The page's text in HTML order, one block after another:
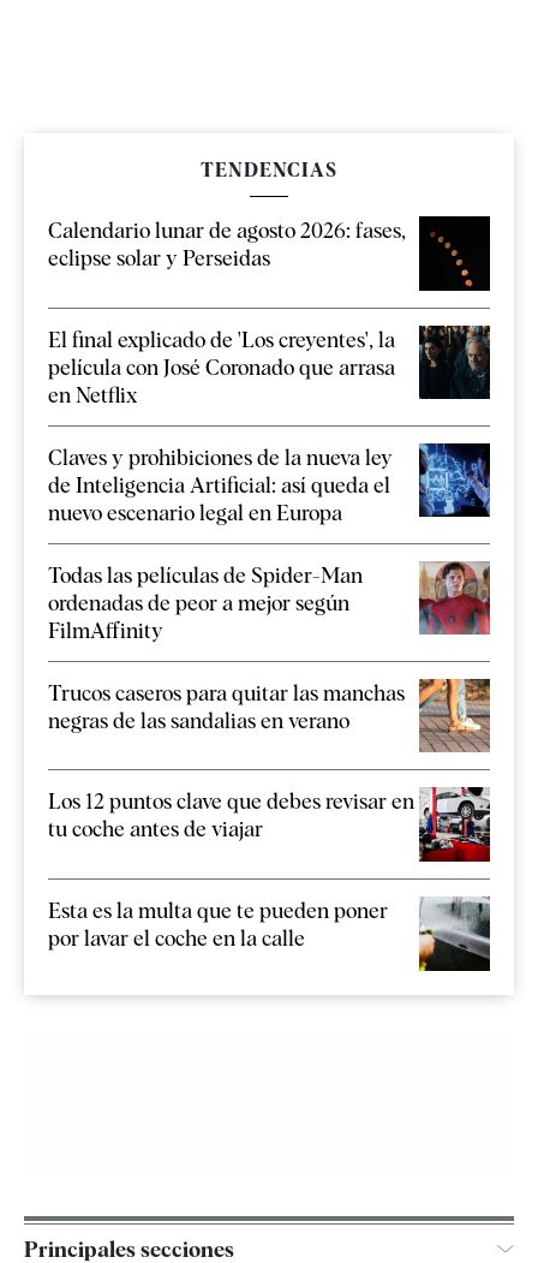
TENDENCIAS
Calendario lunar de agosto 2026: fases,
eclipse solar y Perseidas
El final explicado de 'Los creyentes', la
película con José Coronado que arrasa
en Netflix
Claves y prohibiciones de la nueva ley
de Inteligencia Artificial: así queda el
nuevo escenario legal en Europa
Todas las películas de Spider-Man
ordenadas de peor a mejor según
FilmAffinity
Trucos caseros para quitar las manchas
negras de las sandalias en verano
Los 12 puntos clave que debes revisar en
tu coche antes de viajar
Esta es la multa que te pueden poner
por lavar el coche en la calle
Principales secciones